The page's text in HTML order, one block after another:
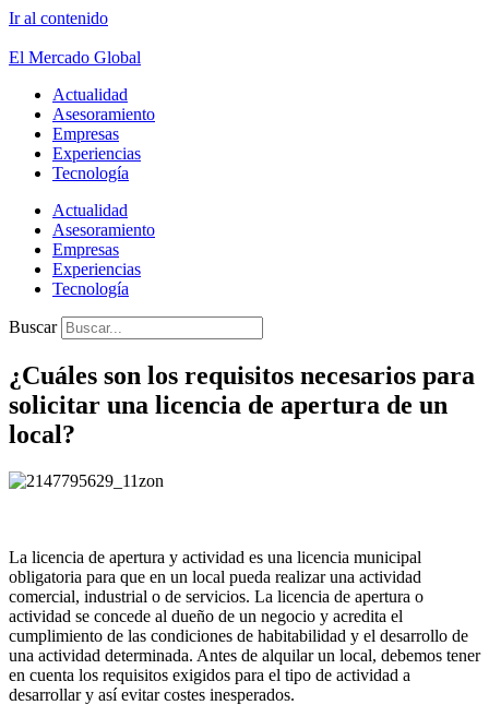
Ir al contenido
El Mercado Global
Actualidad
Asesoramiento
Empresas
Experiencias
Tecnología
Actualidad
Asesoramiento
Empresas
Experiencias
Tecnología
Buscar
¿Cuáles son los requisitos necesarios para
solicitar una licencia de apertura de un
local?
La licencia de apertura y actividad es una licencia municipal
obligatoria para que en un local pueda realizar una actividad
comercial, industrial o de servicios. La licencia de apertura o
actividad se concede al dueño de un negocio y acredita el
cumplimiento de las condiciones de habitabilidad y el desarrollo de
una actividad determinada. Antes de alquilar un local, debemos tener
en cuenta los requisitos exigidos para el tipo de actividad a
desarrollar y así evitar costes inesperados.